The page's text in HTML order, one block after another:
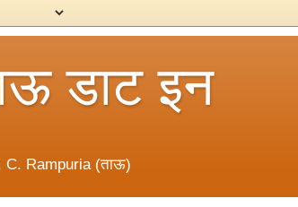
डाट इन
C. Rampuria (ताऊ)